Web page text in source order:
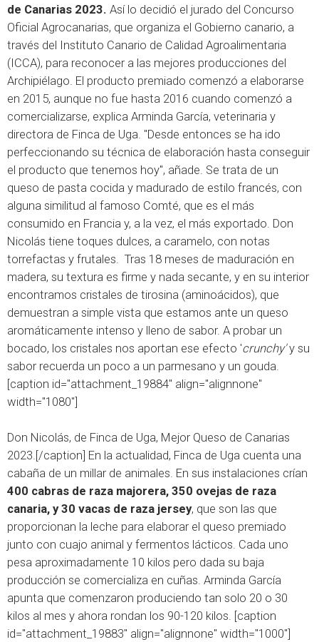
de Canarias 2023. Así lo decidió el jurado del Concurso
Oficial Agrocanarias, que organiza el Gobierno canario, a
través del Instituto Canario de Calidad Agroalimentaria
(ICCA), para reconocer a las mejores producciones del
Archipiélago. El producto premiado comenzó a elaborarse
en 2015, aunque no fue hasta 2016 cuando comenzó a
comercializarse, explica Arminda García, veterinaria y
directora de Finca de Uga. "Desde entonces se ha ido
perfeccionando su técnica de elaboración hasta conseguir
el producto que tenemos hoy", añade. Se trata de un
queso de pasta cocida y madurado de estilo francés, con
alguna similitud al famoso Comté, que es el más
consumido en Francia y, a la vez, el más exportado. Don
Nicolás tiene toques dulces, a caramelo, con notas
torrefactas y frutales. Tras 18 meses de maduración en
madera, su textura es firme y nada secante, y en su interior
encontramos cristales de tirosina (aminoácidos), que
demuestran a simple vista que estamos ante un queso
aromáticamente intenso y lleno de sabor. A probar un
bocado, los cristales nos aportan ese efecto 'crunchy'y su
sabor recuerda un poco a un parmesano y un gouda.
[caption id="attachment_19884" align="alignnone"
width="1080"]
Don Nicolás, de Finca de Uga, Mejor Queso de Canarias
2023.[/caption] En la actualidad, Finca de Uga cuenta una
cabaña de un millar de animales. En sus instalaciones crían
400 cabras de raza majorera, 350 ovejas de raza
canaria, y 30 vacas de raza jersey, que son las que
proporcionan la leche para elaborar el queso premiado
junto con cuajo animal y fermentos lácticos. Cada uno
pesa aproximadamente 10 kilos pero dada su baja
producción se comercializa en cuñas. Arminda García
apunta que comenzaron produciendo tan solo 20 o 30
kilos al mes y ahora rondan los 90-120 kilos. [caption
id="attachment_19883" align="alignnone" width="1000"]